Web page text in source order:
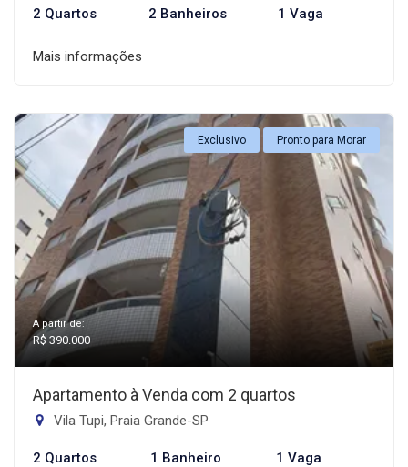
2 Quartos 2 Banheiros 1 Vaga
Mais informações
Exclusivo Pronto para Morar
A partir de:
R$ 390.000
Apartamento à Venda com 2 quartos
Vila Tupi, Praia Grande-SP
2 Quartos 1 Banheiro 1 Vaga